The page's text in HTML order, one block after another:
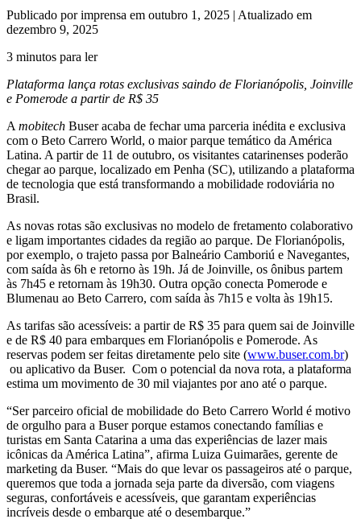
Publicado por imprensa em outubro 1, 2025 | Atualizado em
dezembro 9, 2025
3 minutos para ler
Plataforma lança rotas exclusivas saindo de Florianópolis, Joinville
e Pomerode a partir de R$ 35
A mobitech Buser acaba de fechar uma parceria inédita e exclusiva
com o Beto Carrero World, o maior parque temático da América
Latina. A partir de 11 de outubro, os visitantes catarinenses poderão
chegar ao parque, localizado em Penha (SC), utilizando a plataforma
de tecnologia que está transformando a mobilidade rodoviária no
Brasil.
As novas rotas são exclusivas no modelo de fretamento colaborativo
e ligam importantes cidades da região ao parque. De Florianópolis,
por exemplo, o trajeto passa por Balneário Camboriú e Navegantes,
com saída às 6h e retorno às 19h. Já de Joinville, os ônibus partem
às 7h45 e retornam às 19h30. Outra opção conecta Pomerode e
Blumenau ao Beto Carrero, com saída às 7h15 e volta às 19h15.
As tarifas são acessíveis: a partir de R$ 35 para quem sai de Joinville
e de R$ 40 para embarques em Florianópolis e Pomerode. As
reservas podem ser feitas diretamente pelo site (www.buser.com.br)
ou aplicativo da Buser. Com o potencial da nova rota, a plataforma
estima um movimento de 30 mil viajantes por ano até o parque.
“Ser parceiro oficial de mobilidade do Beto Carrero World é motivo
de orgulho para a Buser porque estamos conectando famílias e
turistas em Santa Catarina a uma das experiências de lazer mais
icônicas da América Latina”, afirma Luiza Guimarães, gerente de
marketing da Buser. “Mais do que levar os passageiros até o parque,
queremos que toda a jornada seja parte da diversão, com viagens
seguras, confortáveis e acessíveis, que garantam experiências
incríveis desde o embarque até o desembarque.”